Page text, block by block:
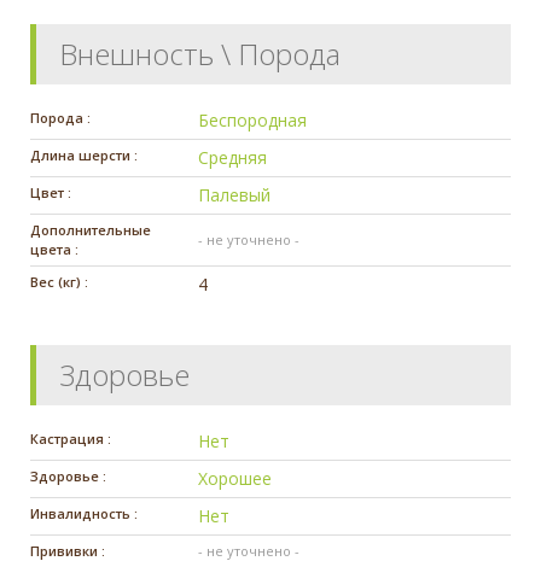
Внешность \ Порода
Порода : Беспородная
Длина шерсти : Средняя
Цвет : Палевый
Дополнительные
цвета :
- не уточнено -
Вес (кг) : 4
Здоровье
Кастрация : Нет
Здоровье : Хорошее
Инвалидность : Нет
Прививки : - не уточнено -